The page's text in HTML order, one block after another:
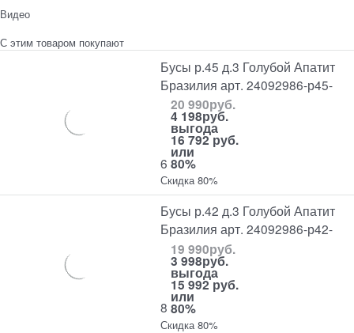
Видео
С этим товаром покупают
Бусы р.45 д.3 Голубой Апатит
Бразилия арт. 24092986-р45-
6
20 990руб.
4 198руб.
выгода
16 792 руб.
или
80%
Скидка 80%
Бусы р.42 д.3 Голубой Апатит
Бразилия арт. 24092986-р42-
8
19 990руб.
3 998руб.
выгода
15 992 руб.
или
80%
Скидка 80%